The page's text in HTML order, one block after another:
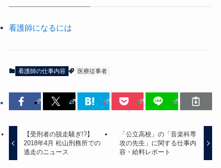
看護師になるには
看護師の仕事内容 医療従事者
【受刑者の脱走騒ぎ!?】
2018年4月 松山刑務所での
逃走のニュース
「公立高校」の「音楽科専
攻の先生」に関する仕事内
容・給料レポート